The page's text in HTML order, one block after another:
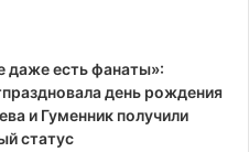
даже есть фанаты»:
день рождения
и Гуменник получили
статус